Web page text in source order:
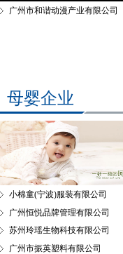
广州市和谐动漫产业有限公司
母婴企业
小棉童(宁波)服装有限公司
广州恒悦品牌管理有限公司
苏州玲瑶生物科技有限公司
广州市振英塑料有限公司